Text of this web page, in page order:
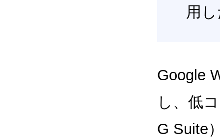
用
Google
し、低
G Suite